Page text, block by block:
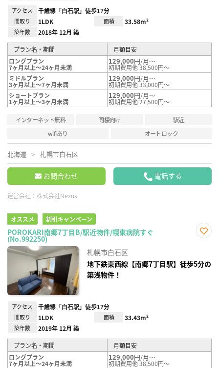
アクセス 千歳線「白石駅」徒歩17分
間取り 1LDK 面積 33.58m²
築年数 2018年 12月 築
プラン名・期間
月額目安
ロングプラン
7ヶ月以上～24ヶ月未満
129,000円/月～
初期費用他 38,500円～
ミドルプラン
3ヶ月以上～7ヶ月未満
129,000円/月～
初期費用他 33,000円～
ショートプラン
1ヶ月以上～3ヶ月未満
129,000円/月～
初期費用他 27,500円～
インターネット無料 同棲向け
駅近
wifiあり
オートロック
北海道 札幌市白石区
お問合わせ 電話する
運営会社： 株式会社Nexus
オススメ 割引キャンペーン
POROKARI南郷7丁目B/駅近物件/幌東病院すぐ
(No.992250)
録
札幌市白石区
地下鉄東西線【南郷7丁目駅】徒歩5分の
築浅物件！
アクセス 千歳線「白石駅」徒歩17分
間取り 1LDK 面積 33.43m²
築年数 2019年 12月 築
プラン名・期間
月額目安
ロングプラン
7ヶ月以上～24ヶ月未満
129,000円/月～
初期費用他 38,500円～